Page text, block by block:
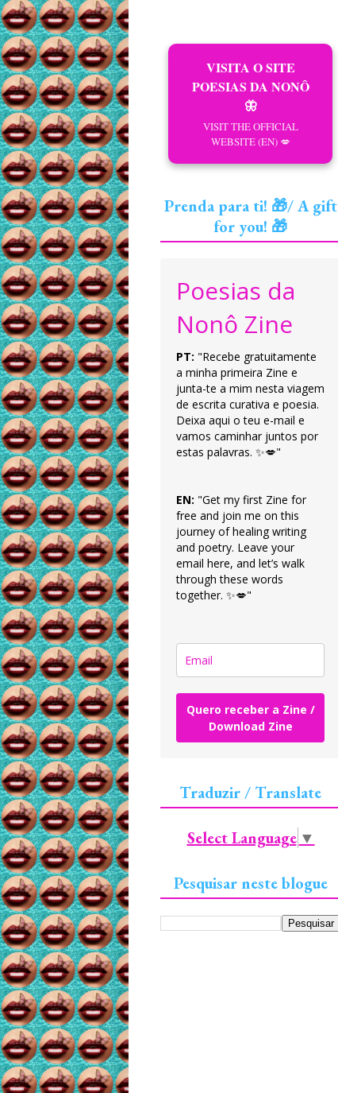
VISITA O SITE
POESIAS DA NONÔ
🦋
VISIT THE OFFICIAL
WEBSITE (EN) 💋
Prenda para ti! 🎁/ A gift
for you! 🎁
Poesias da
Nonô Zine
PT: "Recebe gratuitamente
a minha primeira Zine e
junta-te a mim nesta viagem
de escrita curativa e poesia.
Deixa aqui o teu e-mail e
vamos caminhar juntos por
estas palavras. ✨💋"
EN: "Get my first Zine for
free and join me on this
journey of healing writing
and poetry. Leave your
email here, and let’s walk
through these words
together. ✨💋"
Quero receber a Zine /
Download Zine
Traduzir / Translate
Select Language ▼
Pesquisar neste blogue